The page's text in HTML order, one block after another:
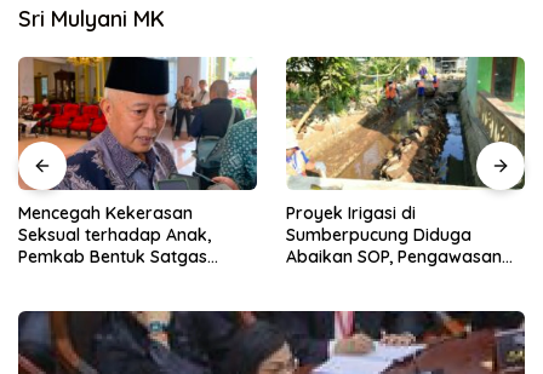
Sri Mulyani MK
Proyek Irigasi di
Sumberpucung Diduga
Abaikan SOP, Pengawasan
Ancaman Perubahan Iklim,
Desa di Jatim Bangun
Tangguh Bencana